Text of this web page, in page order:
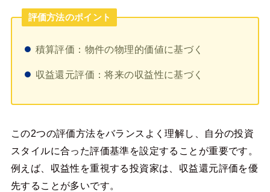
評価方法のポイント
積算評価：物件の物理的価値に基づく
収益還元評価：将来の収益性に基づく
この2つの評価方法をバランスよく理解し、自分の投資
スタイルに合った評価基準を設定することが重要です。
例えば、収益性を重視する投資家は、収益還元評価を優
先することが多いです。